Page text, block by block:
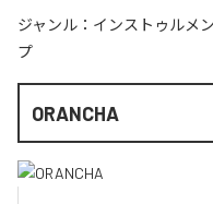
ジャンル： インストゥルメ
プ
ORANCHA